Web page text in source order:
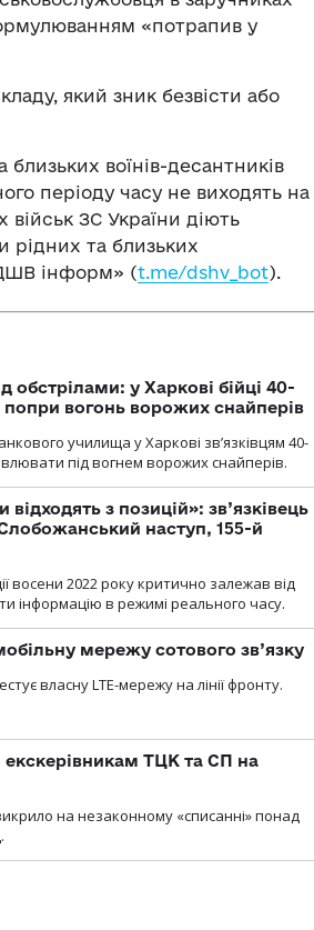
«потрапив у
який зник безвісти або
воїнів-десантників
періоду часу не виходять на
військ ЗС України діють
рідних та близьких
інформ» (t.me/dshv_bot).
обстрілами: у Харкові бійці 40-
попри вогонь ворожих снайперів
училища у Харкові зв’язківцям 40-
під вогнем ворожих снайперів.
з позицій»: зв’язківець
наступ, 155-й
восени 2022 року критично залежав від
інформацію в режимі реального часу.
мережу сотового зв’язку
власну LTE-мережу на лінії фронту.
ТЦК та СП на
на незаконному «списанні» понад